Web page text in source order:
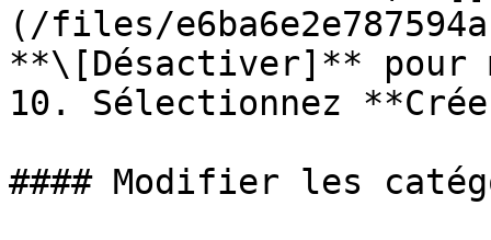
(/files/
**\[Désactiver]** pour
10. Sélectionnez
#### Modifier les